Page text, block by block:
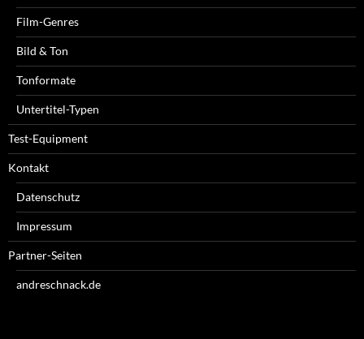
Film-Genres
Bild & Ton
Tonformate
Untertitel-Typen
Test-Equipment
Kontakt
Datenschutz
Impressum
Partner-Seiten
andreschnack.de